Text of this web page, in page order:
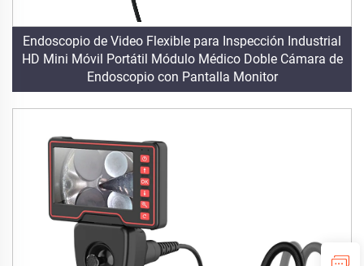
Endoscopio de Video Flexible para Inspección Industrial
HD Mini Móvil Portátil Módulo Médico Doble Cámara de
Endoscopio con Pantalla Monitor